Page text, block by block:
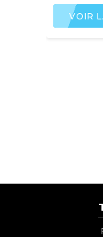
VOIR